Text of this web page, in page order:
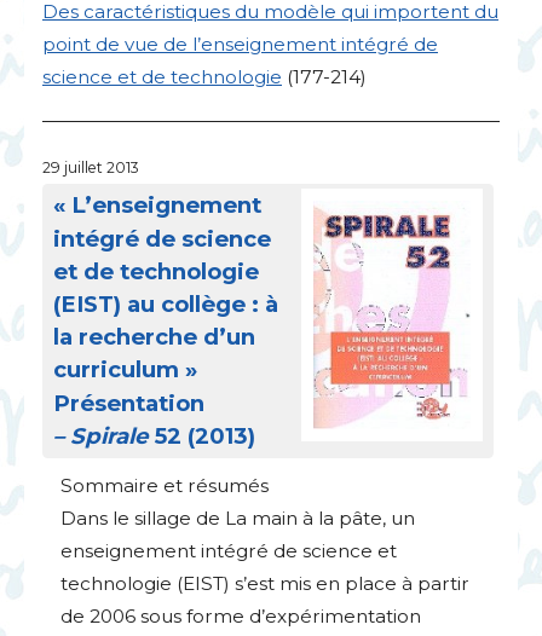
Des caractéristiques du modèle qui importent du
point de vue de l’enseignement intégré de
science et de technologie (177-214)
29 juillet 2013
« L’enseignement
intégré de science
et de technologie
(EIST) au collège : à
la recherche d’un
curriculum »
Présentation
– Spirale52 (2013)
Sommaire et résumés
Dans le sillage de La main à la pâte, un
enseignement intégré de science et
technologie (EIST) s’est mis en place à partir
de 2006 sous forme d’expérimentation